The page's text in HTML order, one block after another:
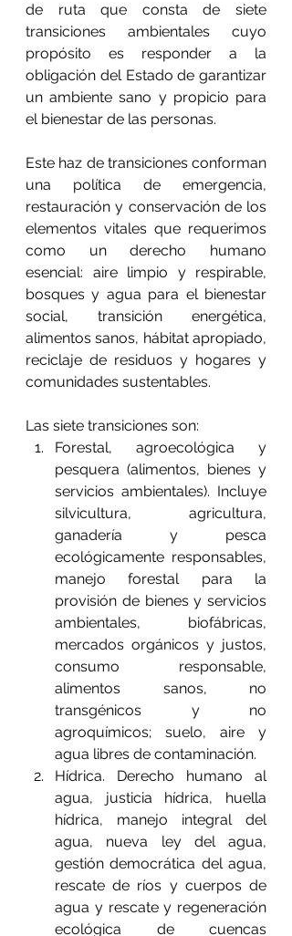
de ruta que consta de siete
transiciones ambientales cuyo
propósito es responder a la
obligación del Estado de garantizar
un ambiente sano y propicio para
el bienestar de las personas.
Este haz de transiciones conforman
una política de emergencia,
restauración y conservación de los
elementos vitales que requerimos
como un derecho humano
esencial: aire limpio y respirable,
bosques y agua para el bienestar
social, transición energética,
alimentos sanos, hábitat apropiado,
reciclaje de residuos y hogares y
comunidades sustentables.
Las siete transiciones son:
Forestal, agroecológica y
pesquera (alimentos, bienes y
servicios ambientales). Incluye
silvicultura, agricultura,
ganadería y pesca
ecológicamente responsables,
manejo forestal para la
provisión de bienes y servicios
ambientales, biofábricas,
mercados orgánicos y justos,
consumo responsable,
alimentos sanos, no
transgénicos y no
agroquímicos; suelo, aire y
agua libres de contaminación.
Hídrica. Derecho humano al
agua, justicia hídrica, huella
hídrica, manejo integral del
agua, nueva ley del agua,
gestión democrática del agua,
rescate de ríos y cuerpos de
agua y rescate y regeneración
ecológica de cuencas